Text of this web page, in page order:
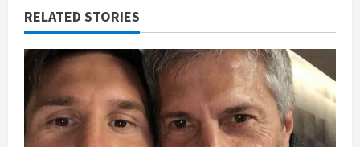
RELATED STORIES